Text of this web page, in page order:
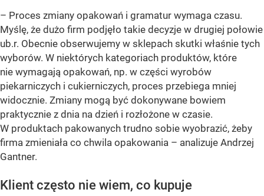
– Proces zmiany opakowań i gramatur wymaga czasu.
Myślę, że dużo firm podjęło takie decyzje w drugiej połowie
ub.r. Obecnie obserwujemy w sklepach skutki właśnie tych
wyborów. W niektórych kategoriach produktów, które
nie wymagają opakowań, np. w części wyrobów
piekarniczych i cukierniczych, proces przebiega mniej
widocznie. Zmiany mogą być dokonywane bowiem
praktycznie z dnia na dzień i rozłożone w czasie.
W produktach pakowanych trudno sobie wyobrazić, żeby
firma zmieniała co chwila opakowania – analizuje Andrzej
Gantner.
Klient często nie wiem, co kupuje